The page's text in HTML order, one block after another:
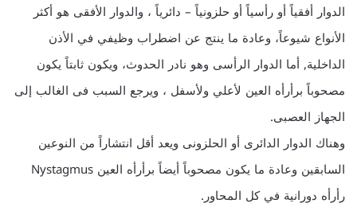
الدوار أفقياً أو رأسياً أو حلزونياً – دائرياً ، والدوار الأفقى هو أكثر
الأنواع شيوعاً، وعادة ما ينتج عن اضطراب وظيفي في الأذن
الداخلية, أما الدوار الرأسى وهو نادر الحدوث، ويكون ثابتاً يكون
مصحوباً برأرأه العين لأعلي ولأسفل ، ويرجع السبب فى الغالب إلى
الجهاز العصبى.
وهناك الدوار الدائرى أو الحلزونى ويعد أقل انتشاراً من النوعين
السابقين وعادة ما يكون مصحوباً أيضاً برأرأه العين Nystagmus
رأرأه دورانية في كل المحاور.